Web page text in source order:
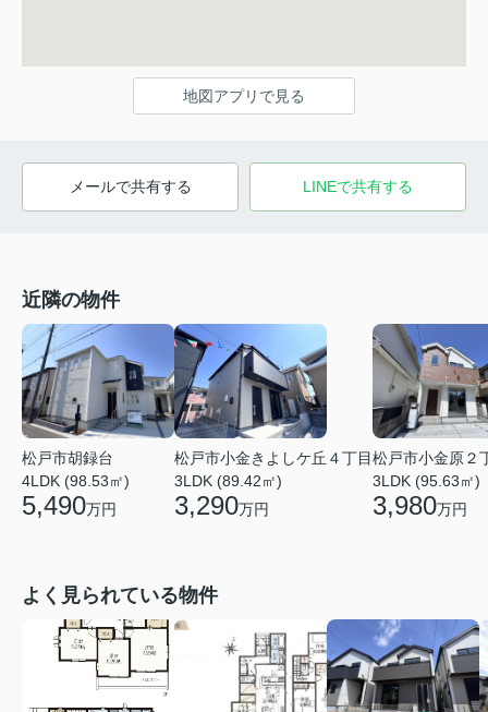
地図アプリで見る
メールで共有する LINEで共有する
近隣の物件
松戸市胡録台
4LDK (98.53㎡)
5,490万円
松戸市小金きよしケ丘４丁目
3LDK (89.42㎡)
3,290万円
松戸市小金原２
3LDK (95.63㎡)
3,980万円
よく見られている物件